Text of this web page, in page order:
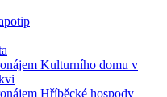
Kulturního domu v
Hříběcké hospody